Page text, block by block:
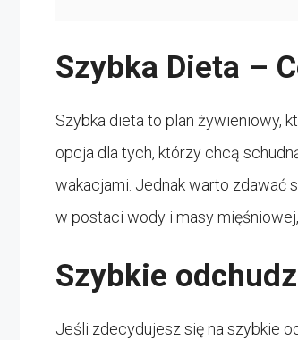
Szybka Dieta –
Szybka dieta to plan żywieniowy,
opcja dla tych, którzy chcą
wakacjami. Jednak warto zdawać
w postaci wody i masy
Szybkie
Jeśli zdecydujesz się na szybkie